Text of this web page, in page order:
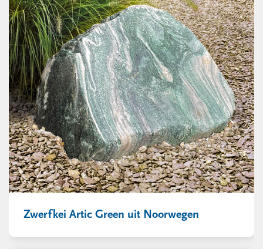
Zwerfkei Artic Green uit Noorwegen